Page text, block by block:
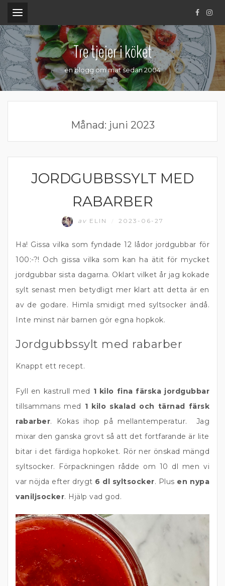
.
Tre tjejer i köket
en blogg om mat sedan 2004
Månad: juni 2023
SYLT OCH SAFT
JORDGUBBSSYLT MED
RABARBER
av ELIN 2023-06-27
Ha! Gissa vilka som fyndade 12 lådor jordgubbar för
100:-?! Och gissa vilka som kan ha ätit för mycket
jordgubbar sista dagarna. Oklart vilket år jag kokade
sylt senast men betydligt mer klart att detta är en
av de godare. Himla smidigt med syltsocker ändå.
Inte minst när barnen gör egna hopkok.
Jordgubbssylt med rabarber
Knappt ett recept.
Fyll en kastrull med 1 kilo fina färska jordgubbar
tillsammans med 1 kilo skalad och tärnad färsk
rabarber. Kokas ihop på mellantemperatur. Jag
mixar den ganska grovt så att det fortfarande är lite
bitar i det färdiga hopkoket. Rör ner önskad mängd
syltsocker. Förpackningen rådde om 10 dl men vi
var nöjda efter drygt 6 dl syltsocker. Plus en nypa
vaniljsocker. Hjälp vad god.